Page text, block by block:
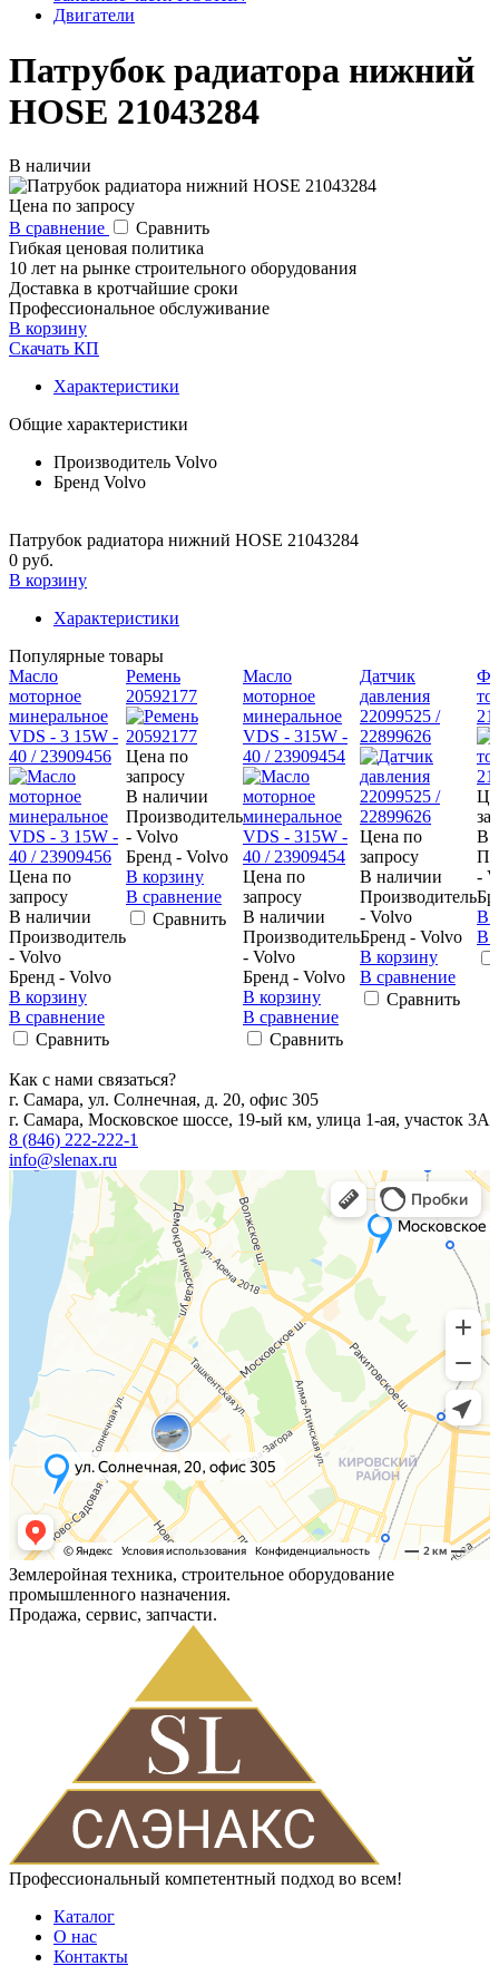
Двигатели
Патрубок радиатора нижний
HOSE 21043284
В наличии
Цена по запросу
В сравнение
Сравнить
Гибкая ценовая политика
10 лет на рынке строительного оборудования
Доставка в кротчайшие сроки
Профессиональное обслуживание
В корзину
Скачать КП
Характеристики
Общие характеристики
Производитель Volvo
Бренд Volvo
Патрубок радиатора нижний HOSE 21043284
0 руб.
В корзину
Характеристики
Популярные товары
Масло
моторное
минеральное
VDS - 3 15W -
40 / 23909456
Цена по
запросу
В наличии
Производитель
- Volvo
Бренд - Volvo
В корзину
В сравнение
Сравнить
Ремень
20592177
Цена по
запросу
В наличии
Производитель
- Volvo
Бренд - Volvo
В корзину
В сравнение
Сравнить
Масло
моторное
минеральное
VDS - 315W -
40 / 23909454
Цена по
запросу
В наличии
Производитель
- Volvo
Бренд - Volvo
В корзину
В сравнение
Сравнить
Датчик
давления
22099525 /
22899626
Цена по
запросу
В наличии
Производитель
- Volvo
Бренд - Volvo
В корзину
В сравнение
Сравнить
В
-
В
В
Как с нами связаться?
г. Самара, ул. Солнечная, д. 20, офис 305
г. Самара, Московское шоссе, 19-ый км, улица 1-ая, участок 3А
8 (846) 222-222-1
info@slenax.ru
Землеройная техника, строительное оборудование
промышленного назначения.
Продажа, сервис, запчасти.
Профессиональный компетентный подход во всем!
Каталог
О нас
Контакты